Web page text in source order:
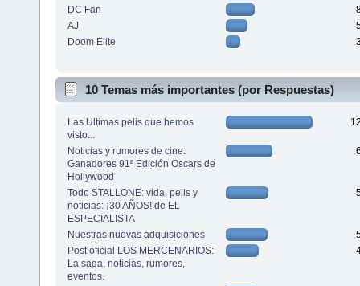
DC Fan
AJ
Doom Elite
10 Temas más importantes (por Respuestas)
Las Ultimas pelis que hemos
visto...
Noticias y rumores de cine:
Ganadores 91ª Edición Oscars de
Hollywood
Todo STALLONE: vida, pelis y
noticias: ¡30 AÑOS! de EL
ESPECIALISTA
Nuestras nuevas adquisiciones
Post oficial LOS MERCENARIOS:
La saga, noticias, rumores,
eventos.